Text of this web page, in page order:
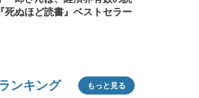
ぬほど読書』ベストセラー
ンキング もっと見る